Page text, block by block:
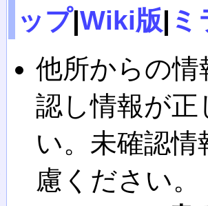
ップ|Wiki版| ミ
他所からの情
認し情報が
い。未確認
慮ください。